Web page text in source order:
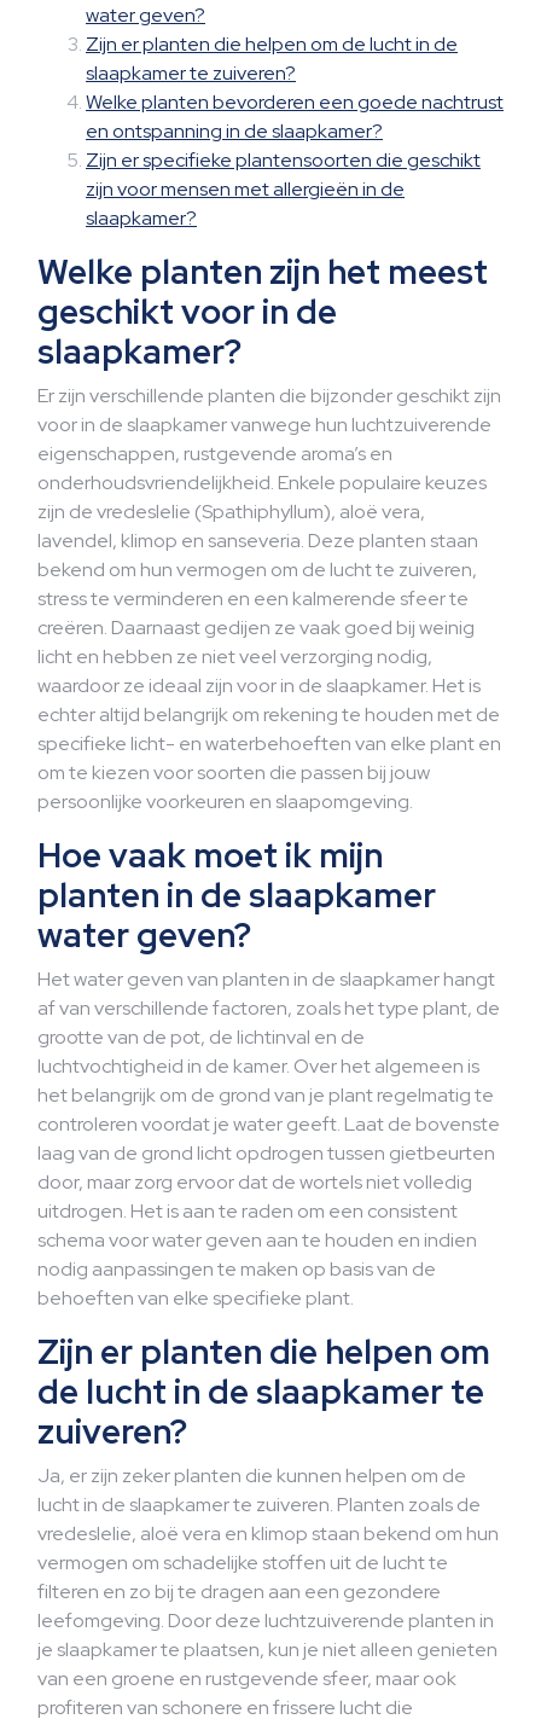
water geven?
Zijn er planten die helpen om de lucht in de
slaapkamer te zuiveren?
Welke planten bevorderen een goede nachtrust
en ontspanning in de slaapkamer?
Zijn er specifieke plantensoorten die geschikt
zijn voor mensen met allergieën in de
slaapkamer?
Welke planten zijn het meest
geschikt voor in de
slaapkamer?
Er zijn verschillende planten die bijzonder geschikt zijn
voor in de slaapkamer vanwege hun luchtzuiverende
eigenschappen, rustgevende aroma’s en
onderhoudsvriendelijkheid. Enkele populaire keuzes
zijn de vredeslelie (Spathiphyllum), aloë vera,
lavendel, klimop en sanseveria. Deze planten staan
bekend om hun vermogen om de lucht te zuiveren,
stress te verminderen en een kalmerende sfeer te
creëren. Daarnaast gedijen ze vaak goed bij weinig
licht en hebben ze niet veel verzorging nodig,
waardoor ze ideaal zijn voor in de slaapkamer. Het is
echter altijd belangrijk om rekening te houden met de
specifieke licht- en waterbehoeften van elke plant en
om te kiezen voor soorten die passen bij jouw
persoonlijke voorkeuren en slaapomgeving.
Hoe vaak moet ik mijn
planten in de slaapkamer
water geven?
Het water geven van planten in de slaapkamer hangt
af van verschillende factoren, zoals het type plant, de
grootte van de pot, de lichtinval en de
luchtvochtigheid in de kamer. Over het algemeen is
het belangrijk om de grond van je plant regelmatig te
controleren voordat je water geeft. Laat de bovenste
laag van de grond licht opdrogen tussen gietbeurten
door, maar zorg ervoor dat de wortels niet volledig
uitdrogen. Het is aan te raden om een consistent
schema voor water geven aan te houden en indien
nodig aanpassingen te maken op basis van de
behoeften van elke specifieke plant.
Zijn er planten die helpen om
de lucht in de slaapkamer te
zuiveren?
Ja, er zijn zeker planten die kunnen helpen om de
lucht in de slaapkamer te zuiveren. Planten zoals de
vredeslelie, aloë vera en klimop staan bekend om hun
vermogen om schadelijke stoffen uit de lucht te
filteren en zo bij te dragen aan een gezondere
leefomgeving. Door deze luchtzuiverende planten in
je slaapkamer te plaatsen, kun je niet alleen genieten
van een groene en rustgevende sfeer, maar ook
profiteren van schonere en frissere lucht die